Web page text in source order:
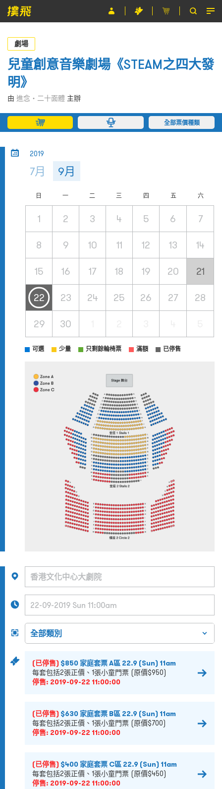
節目
主辦單位
關於撲飛
條款及細則
EN
劇場
兒童創意音樂劇場《STEAM之四大發
明》
由 進念‧二十面體 主辦
全部票價種類
2019
7月 9月
日 一 二 三 四 五 六
1 2 3 4 5 6 7
8 9 10 11 12 13 14
15 16 17 18 19 20 21
22 23 24 25 26 27 28
29 30
可選 少量 只剩餘輪椅票 滿額 已停售
(已停售) $850 家庭套票 A區 22.9 (Sun) 11am
每套包括2張正價、1張小童門票 (原價$950‬)
停售: 2019-09-22 11:00:00
(已停售) $630 家庭套票 B區 22.9 (Sun) 11am
每套包括2張正價、1張小童門票 (原價$700‬)
停售: 2019-09-22 11:00:00
(已停售) $400 家庭套票 C區 22.9 (Sun) 11am
每套包括2張正價、1張小童門票 (原價$450)
停售: 2019-09-22 11:00:00